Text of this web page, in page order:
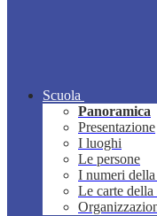
Scuola
Panoramica
Presentazione
I luoghi
Le persone
I numeri della
Le carte della